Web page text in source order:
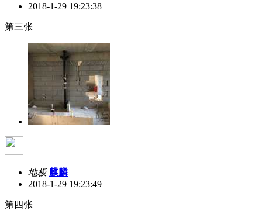
2018-1-29 19:23:38
第三张
地板 麒麟
2018-1-29 19:23:49
第四张